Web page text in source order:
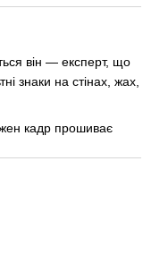
він — експерт, що
знаки на стінах, жах,
кадр прошиває